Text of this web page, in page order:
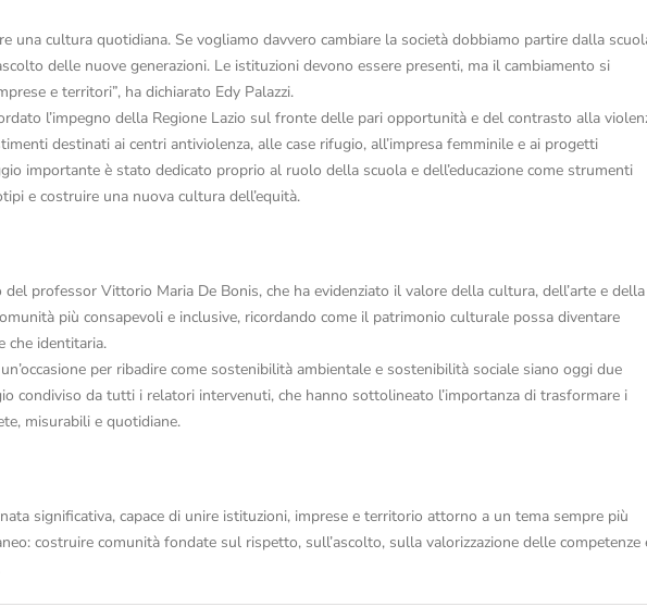
una cultura quotidiana. Se vogliamo davvero cambiare la società dobbiamo partire dalla
delle nuove generazioni. Le istituzioni devono essere presenti, ma il cambiamento si
e territori”, ha dichiarato Edy Palazzi.
l’impegno della Regione Lazio sul fronte delle pari opportunità e del contrasto alla
destinati ai centri antiviolenza, alle case rifugio, all’impresa femminile e ai progetti
importante è stato dedicato proprio al ruolo della scuola e dell’educazione come strumenti
e costruire una nuova cultura dell’equità.
professor Vittorio Maria De Bonis, che ha evidenziato il valore della cultura, dell’arte e della
più consapevoli e inclusive, ricordando come il patrimonio culturale possa diventare
che identitaria.
per ribadire come sostenibilità ambientale e sostenibilità sociale siano oggi due
condiviso da tutti i relatori intervenuti, che hanno sottolineato l’importanza di trasformare i
misurabili e quotidiane.
significativa, capace di unire istituzioni, imprese e territorio attorno a un tema sempre più
costruire comunità fondate sul rispetto, sull’ascolto, sulla valorizzazione delle competenze